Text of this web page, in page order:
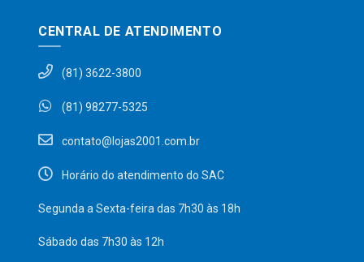
CENTRAL DE ATENDIMENTO
(81) 3622-3800
(81) 98277-5325
contato@lojas2001.com.br
Horário do atendimento do SAC
Segunda a Sexta-feira das 7h30 às 18h
Sábado das 7h30 às 12h